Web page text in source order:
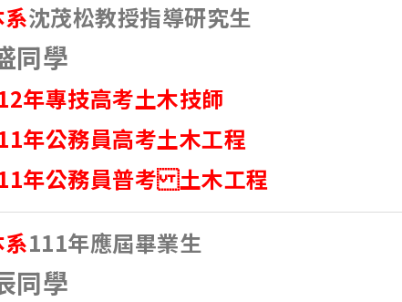
沈茂松教授指導研究生
同學
年專技高考土木技師
公務員高考土木工程
公務員普考 土木工程
111年應屆畢業生
同學